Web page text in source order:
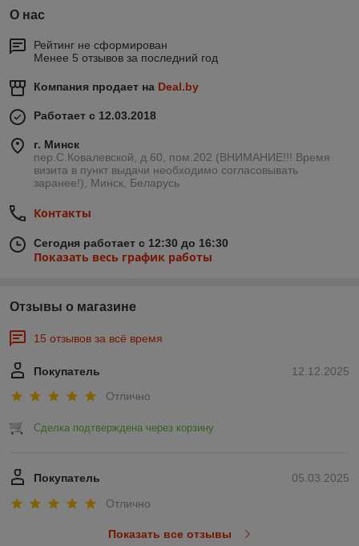
О нас
Рейтинг не сформирован
Менее 5 отзывов за последний год
Компания продает на Deal.by
Работает с 12.03.2018
г. Минск
пер.С.Ковалевской, д.60, пом.202 (ВНИМАНИЕ!!! Время
визита в пункт выдачи необходимо согласовывать
заранее!), Минск, Беларусь
Контакты
Сегодня работает с 12:30 до 16:30
Показать весь график работы
Отзывы о магазине
15 отзывов за всё время
12.12.2025
Покупатель
Отлично
Сделка подтверждена через корзину
05.03.2025
Покупатель
Отлично
Показать все отзывы